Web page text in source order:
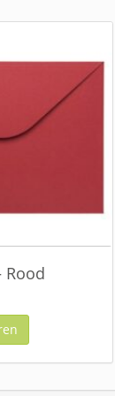
Rood